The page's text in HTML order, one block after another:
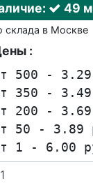
49
склада в Москве
:
500 -
350 -
200 -
50 - 3.89
1 - 6.00